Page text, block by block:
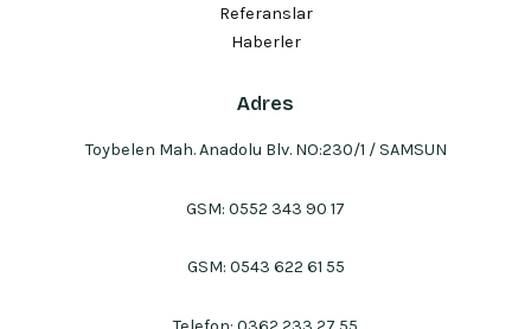
Referanslar
Haberler
Adres
Toybelen Mah. Anadolu Blv. NO:230/1 / SAMSUN
GSM: 0552 343 90 17
GSM: 0543 622 61 55